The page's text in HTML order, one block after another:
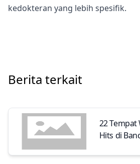
kedokteran yang lebih spesifik.
Berita terkait
22 Tempat
Hits di